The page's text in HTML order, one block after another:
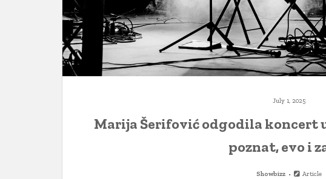
July 1, 2025
Marija Šerifović odgodila koncert
poznat, evo i
Showbizz Article